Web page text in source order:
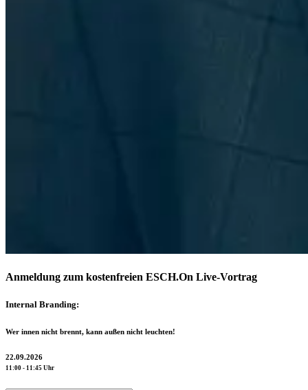
Anmeldung zum kostenfreien ESCH.On Live-Vortrag
Internal Branding:
Wer innen nicht brennt, kann außen nicht leuchten!
22.09.2026
11:00 - 11:45 Uhr